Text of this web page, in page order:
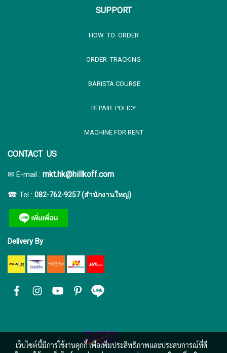
SUPPORT
HOW TO ORDER
ORDER TRACKING
BARISTA COURSE
REPAIR POLICY
MACHINE FOR RENT
CONTACT US
✉ E-mail : mkt.hk@hillkoff.com
☎ Tel : 082-762-9257 (สำนักงานใหญ่)
Delivery By
เว็บไซต์นี้มีการใช้งานคุกกี้ เพื่อเพิ่มประสิทธิภาพและประสบการณ์ที่ดี